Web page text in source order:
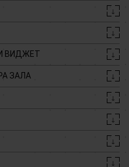
↓
↓
ВИДЖЕТ ↓
ЗАЛА ↓
↓
↓
↓
↓